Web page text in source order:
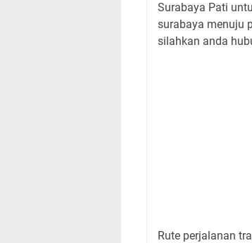
Surabaya Pati
surabaya menuju
silahkan anda
Rute perjalanan